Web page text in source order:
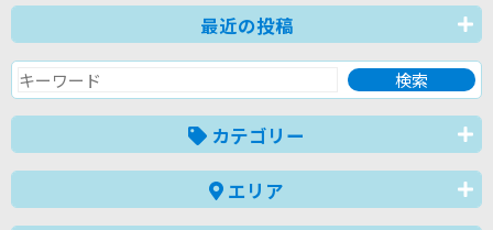
最近の投稿
カテゴリー
エリア